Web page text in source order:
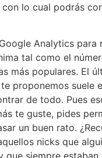
lo cual podrás
Analytics para
tal como el
más populares. El
proponemos suele
de todo. Pues
te guste, pides
un buen rato.
nicks que